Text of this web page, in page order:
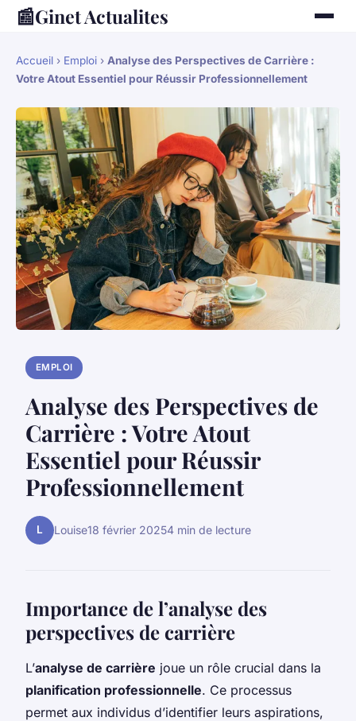
📰Ginet Actualites
Accueil › Emploi › Analyse des Perspectives de Carrière :
Votre Atout Essentiel pour Réussir Professionnellement
EMPLOI
Analyse des Perspectives de
Carrière : Votre Atout
Essentiel pour Réussir
Professionnellement
L Louise18 février 20254 min de lecture
Importance de l’analyse des
perspectives de carrière
L’analyse de carrière joue un rôle crucial dans la
planification professionnelle. Ce processus
permet aux individus d’identifier leurs aspirations,